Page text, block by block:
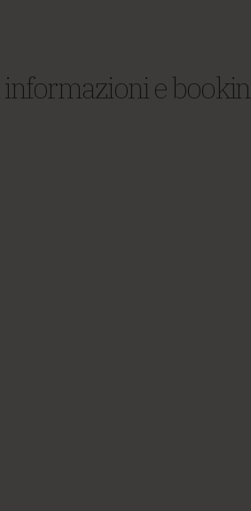
informazioni e